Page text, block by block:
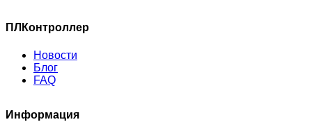
ПЛКонтроллер
Новости
Блог
FAQ
Информация